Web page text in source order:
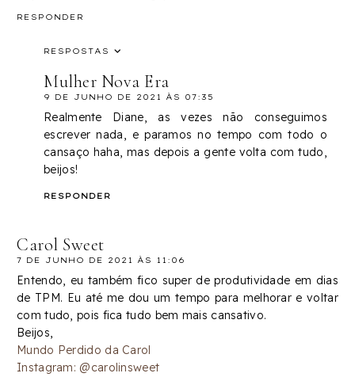
RESPONDER
RESPOSTAS
Mulher Nova Era
9 DE JUNHO DE 2021 ÀS 07:35
Realmente Diane, as vezes não conseguimos
escrever nada, e paramos no tempo com todo o
cansaço haha, mas depois a gente volta com tudo,
beijos!
RESPONDER
Carol Sweet
7 DE JUNHO DE 2021 ÀS 11:06
Entendo, eu também fico super de produtividade em dias
de TPM. Eu até me dou um tempo para melhorar e voltar
com tudo, pois fica tudo bem mais cansativo.
Beijos,
Mundo Perdido da Carol
Instagram: @carolinsweet